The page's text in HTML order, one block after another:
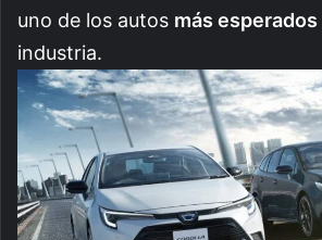
uno de los autos más esperados
industria.